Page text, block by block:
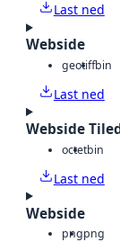
Last ned
Webside
geotiffbin
Last ned
Webside
octetbin
Last ned
Webside
pngpng